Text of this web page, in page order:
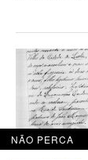
NÃO PERCA